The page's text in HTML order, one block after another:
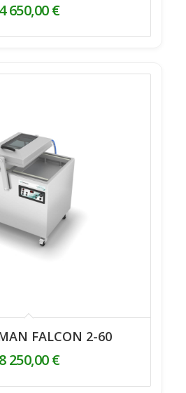
4 650,00€
FALCON 2-60
8 250,00€